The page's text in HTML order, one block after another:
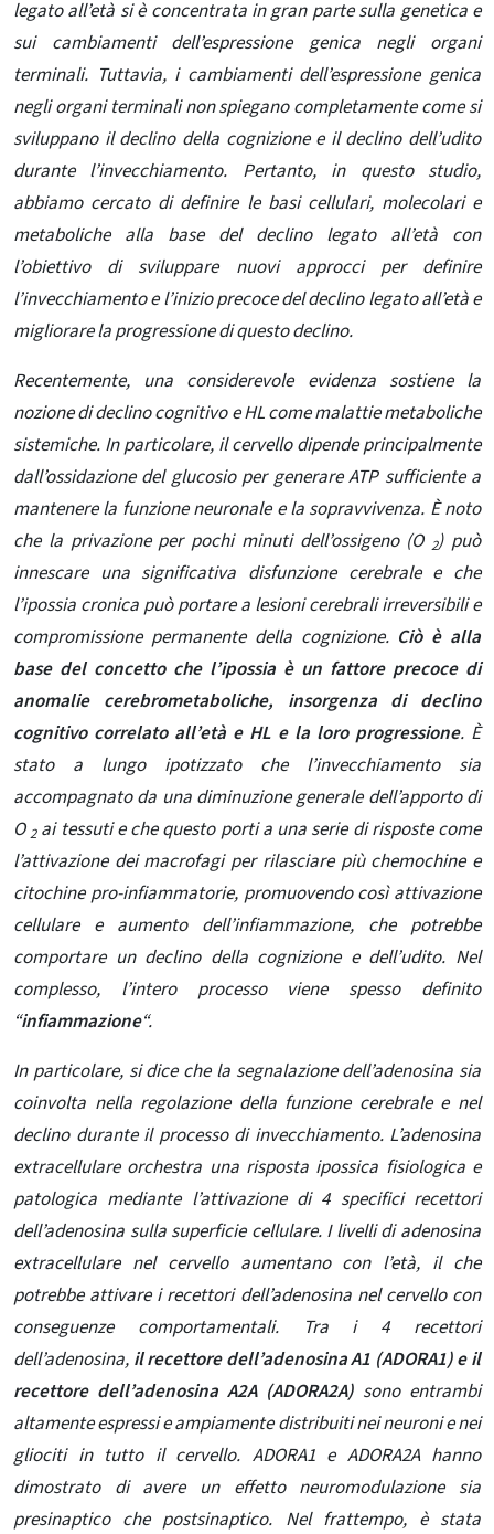
legato all’età si è concentrata in gran parte sulla genetica e
sui cambiamenti dell’espressione genica negli organi
terminali. Tuttavia, i cambiamenti dell’espressione genica
negli organi terminali non spiegano completamente come si
sviluppano il declino della cognizione e il declino dell’udito
durante l’invecchiamento. Pertanto, in questo studio,
abbiamo cercato di definire le basi cellulari, molecolari e
metaboliche alla base del declino legato all’età con
l’obiettivo di sviluppare nuovi approcci per definire
l’invecchiamento e l’inizio precoce del declino legato all’età e
migliorare la progressione di questo declino.
Recentemente, una considerevole evidenza sostiene la
nozione di declino cognitivo e HL come malattie metaboliche
sistemiche. In particolare, il cervello dipende principalmente
dall’ossidazione del glucosio per generare ATP sufficiente a
mantenere la funzione neuronale e la sopravvivenza. È noto
che la privazione per pochi minuti dell’ossigeno (O 2) può
innescare una significativa disfunzione cerebrale e che
l’ipossia cronica può portare a lesioni cerebrali irreversibili e
compromissione permanente della cognizione. Ciò è alla
base del concetto che l’ipossia è un fattore precoce di
anomalie cerebrometaboliche, insorgenza di declino
cognitivo correlato all’età e HL e la loro progressione. È
stato a lungo ipotizzato che l’invecchiamento sia
accompagnato da una diminuzione generale dell’apporto di
O2ai tessuti e che questo porti a una serie di risposte come
l’attivazione dei macrofagi per rilasciare più chemochine e
citochine pro-infiammatorie, promuovendo così attivazione
cellulare e aumento dell’infiammazione, che potrebbe
comportare un declino della cognizione e dell’udito. Nel
complesso, l’intero processo viene spesso definito
“infiammazione“.
In particolare, si dice che la segnalazione dell’adenosina sia
coinvolta nella regolazione della funzione cerebrale e nel
declino durante il processo di invecchiamento. L’adenosina
extracellulare orchestra una risposta ipossica fisiologica e
patologica mediante l’attivazione di 4 specifici recettori
dell’adenosina sulla superficie cellulare. I livelli di adenosina
extracellulare nel cervello aumentano con l’età, il che
potrebbe attivare i recettori dell’adenosina nel cervello con
conseguenze comportamentali. Tra i 4 recettori
dell’adenosina, il recettore dell’adenosina A1 (ADORA1) e il
recettore dell’adenosina A2A (ADORA2A) sono entrambi
altamente espressi e ampiamente distribuiti nei neuroni e nei
gliociti in tutto il cervello. ADORA1 e ADORA2A hanno
dimostrato di avere un effetto neuromodulazione sia
presinaptico che postsinaptico. Nel frattempo, è stata